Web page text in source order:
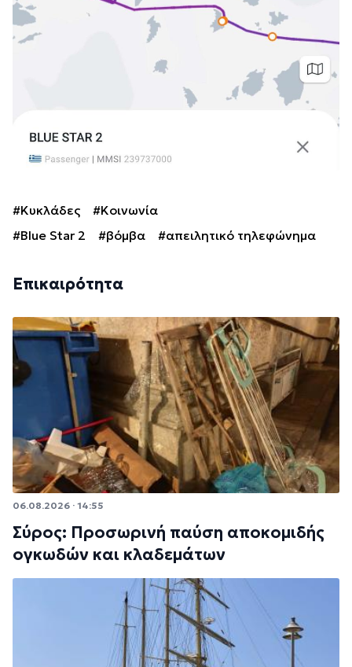
#Κυκλάδες
#Κοινωνία
#Blue Star 2
#βόμβα #απειλητικό τηλεφώνημα
Επικαιρότητα
06.08.2026 · 14:55
Σύρος: Προσωρινή παύση αποκομιδής
ογκωδών και κλαδεμάτων